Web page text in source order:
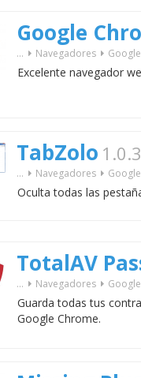
Google
... Navegadores
Excelente navegador
TabZolo
... Navegadores
Oculta todas las
TotalAV
... Navegadores
Guarda todas tus
Google Chrome.